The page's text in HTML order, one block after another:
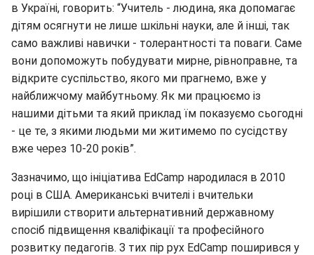
в Україні, говорить: “Учитель - людина, яка допомагає
дітям осягнути не лише шкільні науки, але й інші, так
само важливі навички - толерантності та поваги. Саме
вони допоможуть побудувати мирне, рівноправне, та
відкрите суспільство, якого ми прагнемо, вже у
найближчому майбутньому. Як ми працюємо із
нашими дітьми та який приклад їм показуємо сьогодні
- це те, з якими людьми ми житимемо по сусідству
вже через 10-20 років”.
Зазначимо, що ініціатива EdCamp народилася в 2010
році в США. Американські вчителі і вчительки
вирішили створити альтернативний державному
спосіб підвищення кваліфікації та професійного
розвитку педагогів. З тих пір рух EdCamp поширився у